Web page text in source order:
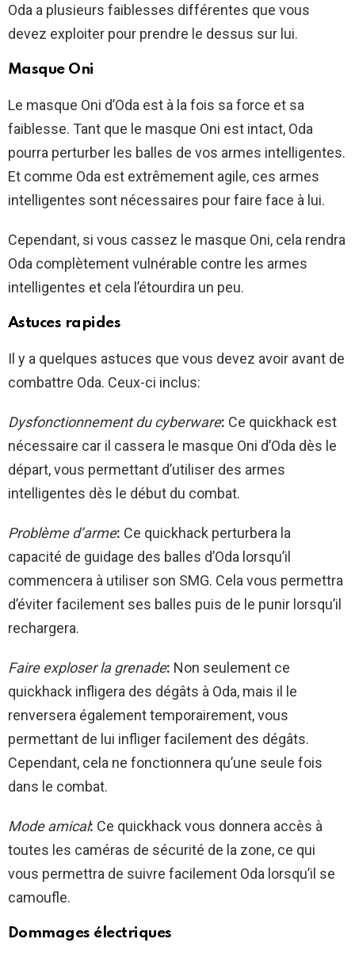
Oda a plusieurs faiblesses différentes que vous
devez exploiter pour prendre le dessus sur lui.
Masque Oni
Le masque Oni d’Oda est à la fois sa force et sa
faiblesse. Tant que le masque Oni est intact, Oda
pourra perturber les balles de vos armes intelligentes.
Et comme Oda est extrêmement agile, ces armes
intelligentes sont nécessaires pour faire face à lui.
Cependant, si vous cassez le masque Oni, cela rendra
Oda complètement vulnérable contre les armes
intelligentes et cela l’étourdira un peu.
Astuces rapides
Il y a quelques astuces que vous devez avoir avant de
combattre Oda. Ceux-ci inclus:
Dysfonctionnement du cyberware: Ce quickhack est
nécessaire car il cassera le masque Oni d’Oda dès le
départ, vous permettant d’utiliser des armes
intelligentes dès le début du combat.
Problème d’arme: Ce quickhack perturbera la
capacité de guidage des balles d’Oda lorsqu’il
commencera à utiliser son SMG. Cela vous permettra
d’éviter facilement ses balles puis de le punir lorsqu’il
rechargera.
Faire exploser la grenade: Non seulement ce
quickhack infligera des dégâts à Oda, mais il le
renversera également temporairement, vous
permettant de lui infliger facilement des dégâts.
Cependant, cela ne fonctionnera qu’une seule fois
dans le combat.
Mode amical: Ce quickhack vous donnera accès à
toutes les caméras de sécurité de la zone, ce qui
vous permettra de suivre facilement Oda lorsqu’il se
camoufle.
Dommages électriques